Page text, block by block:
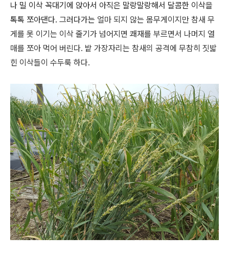
나 밀 이삭 꼭대기에 앉아서 아직은 말랑말랑해서 달콤한 이삭을
톡톡 쪼아댄다. 그러다가는 얼마 되지 않는 몸무게이지만 참새 무
게를 못 이기는 이삭 줄기가 넘어지면 쾌재를 부르면서 나머지 열
매를 쪼아 먹어 버린다. 밭 가장자리는 참새의 공격에 무참히 짓밟
힌 이삭들이 수두룩 하다.